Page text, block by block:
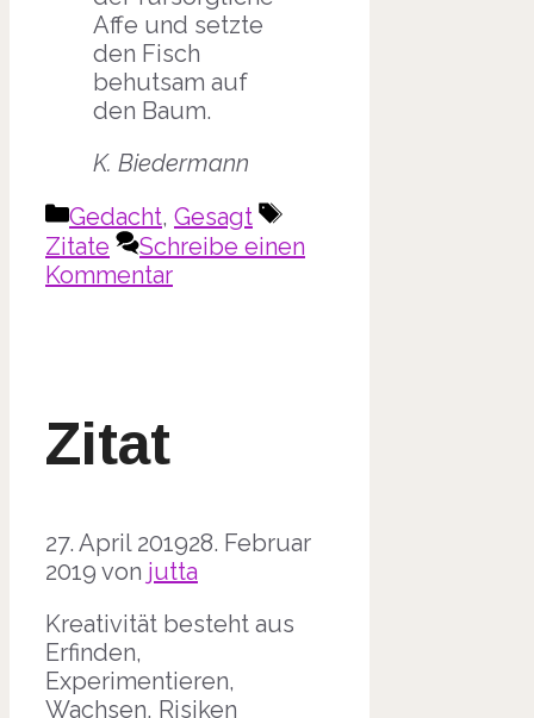
Affe und setzte
den Fisch
behutsam auf
den Baum.
K. Biedermann
Kategorien
Gedacht, Gesagt
Schlagwörter
Zitate
Schreibe einen
Kommentar
Zitat
27. April 201928. Februar
2019 von jutta
Kreativität besteht aus
Erfinden,
Experimentieren,
Wachsen, Risiken